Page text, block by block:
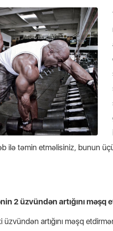
ilə təmin etməlisiniz, bunun
2 üzvündən artığını məşq
artığını məşq